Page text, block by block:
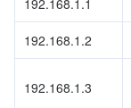
192.168.1.1
192.168.1.2
192.168.1.3